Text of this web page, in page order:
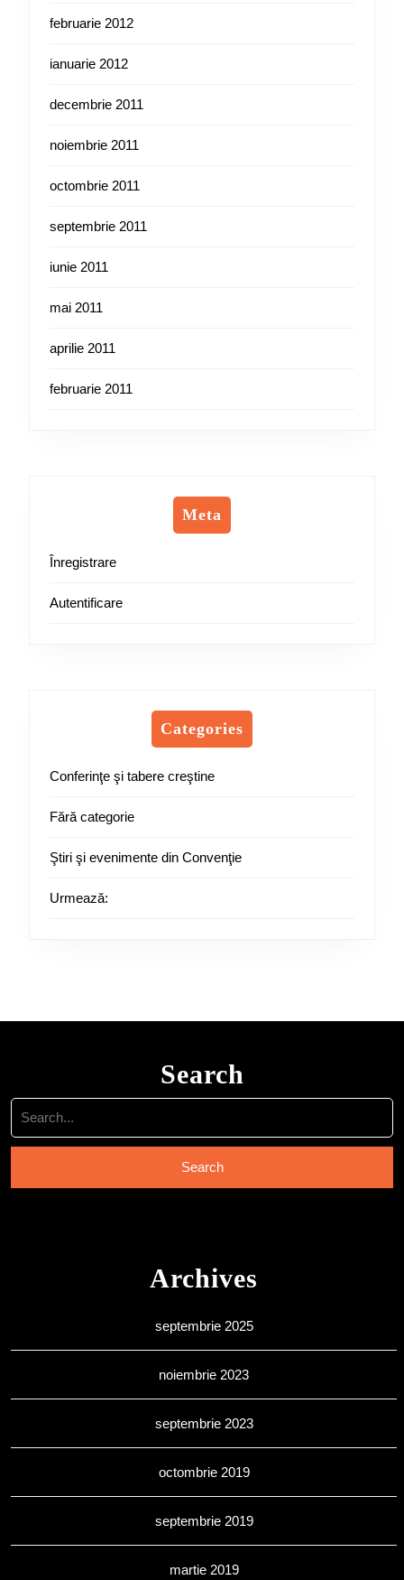
februarie 2012
ianuarie 2012
decembrie 2011
noiembrie 2011
octombrie 2011
septembrie 2011
iunie 2011
mai 2011
aprilie 2011
februarie 2011
Meta
Înregistrare
Autentificare
Categories
Conferinţe şi tabere creştine
Fără categorie
Ştiri şi evenimente din Convenţie
Urmează:
Search
Search
for:
Archives
septembrie 2025
noiembrie 2023
septembrie 2023
octombrie 2019
septembrie 2019
martie 2019